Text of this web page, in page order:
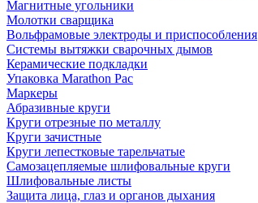
Магнитные угольники
Молотки сварщика
Вольфрамовые электроды и приспособления
Системы вытяжки сварочных дымов
Керамические подкладки
Упаковка Marathon Pac
Маркеры
Абразивные круги
Круги отрезные по металлу
Круги зачистные
Круги лепестковые тарельчатые
Самозацепляемые шлифовальные круги
Шлифовальные листы
Защита лица, глаз и органов дыхания